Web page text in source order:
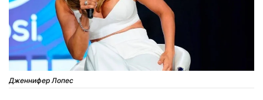
Дженнифер Лопес